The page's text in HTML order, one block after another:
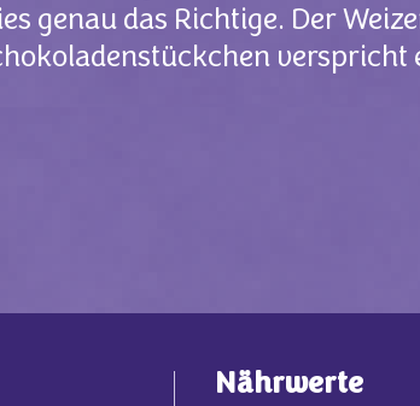
genau das Richtige. Der
verspricht
Nährwerte